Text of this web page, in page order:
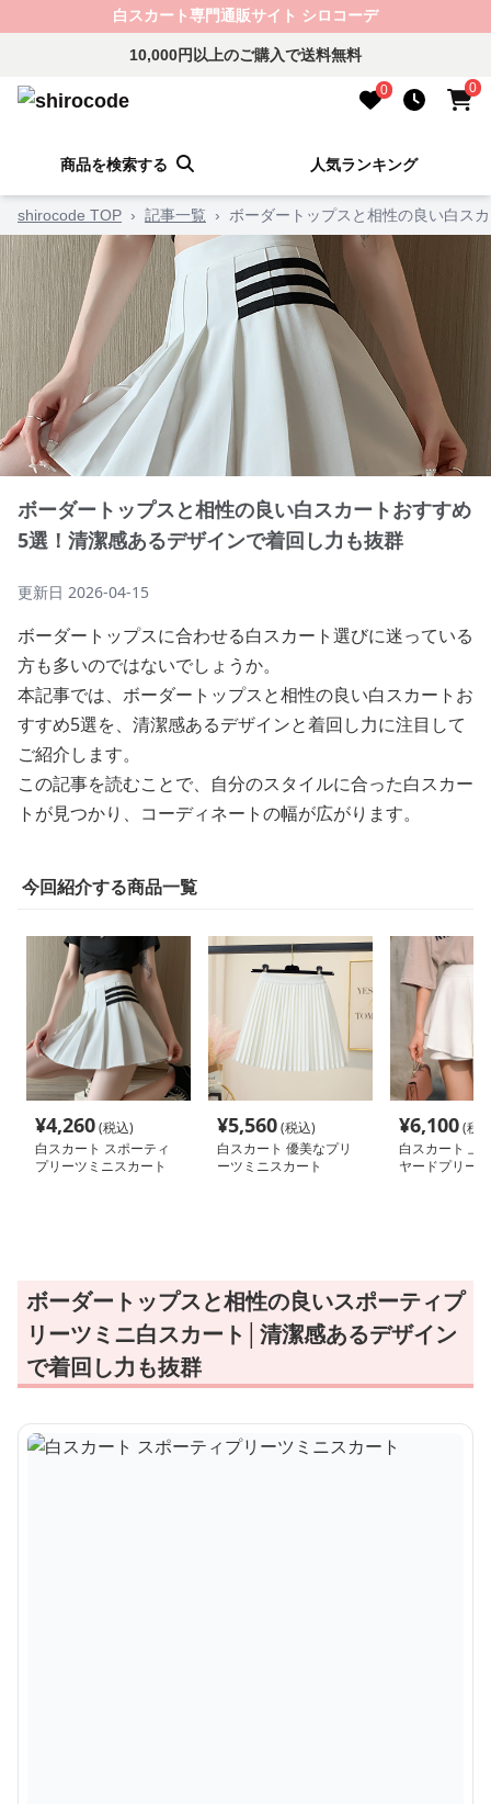
白スカート専門通販サイト シロコーデ
10,000円以上のご購入で送料無料
0 0
商品を検索する 人気ランキング
shirocode TOP › 記事一覧 › ボーダートップスと相性の良い白ス
ボーダートップスと相性の良い白スカートおすすめ
5選！清潔感あるデザインで着回し力も抜群
更新日 2026-04-15
ボーダートップスに合わせる白スカート選びに迷っている
方も多いのではないでしょうか。
本記事では、ボーダートップスと相性の良い白スカートお
すすめ5選を、清潔感あるデザインと着回し力に注目して
ご紹介します。
この記事を読むことで、自分のスタイルに合った白スカー
トが見つかり、コーディネートの幅が広がります。
今回紹介する商品一覧
¥4,260(税込)
白スカート スポーティ
プリーツミニスカート
¥5,560(税込)
白スカート 優美なプリ
ーツミニスカート
¥6,100(税
白スカート 上
ヤードプリー
ボーダートップスと相性の良いスポーティプ
リーツミニ白スカート│清潔感あるデザイン
で着回し力も抜群